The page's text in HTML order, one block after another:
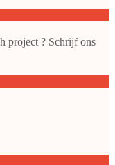
project ? Schrijf ons